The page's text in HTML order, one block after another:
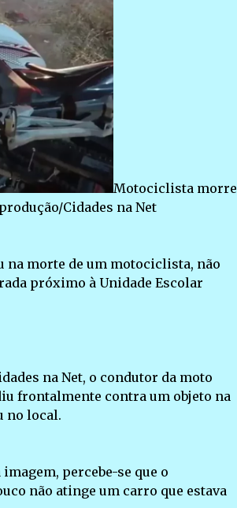
Motociclista morre
Cidades na Net
na morte de um motociclista, não
próximo à Unidade Escolar
na Net, o condutor da moto
frontalmente contra um objeto na
no local.
percebe-se que o
não atinge um carro que estava